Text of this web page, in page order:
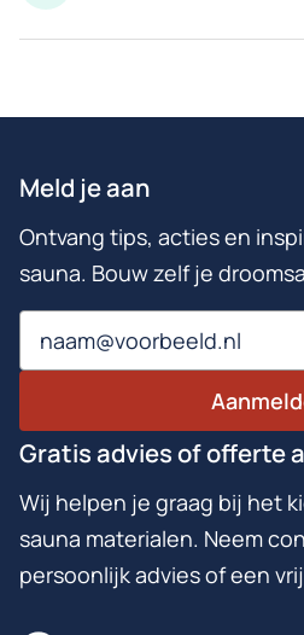
Meld je aan
Ontvang tips, acties en
sauna. Bouw zelf je
Email
Gratis advies of offerte
Wij helpen je graag bij het
sauna materialen. Neem
persoonlijk advies of een